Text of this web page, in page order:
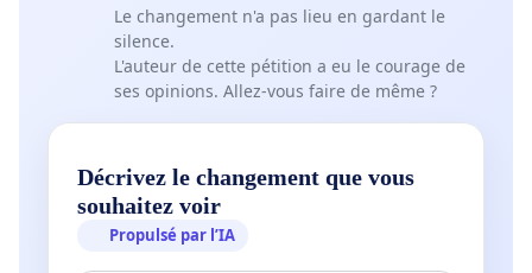
Le changement n'a pas lieu en gardant le
silence.
L'auteur de cette pétition a eu le courage de
ses opinions. Allez-vous faire de même ?
Décrivez le changement que vous
souhaitez voir
Propulsé par l’IA